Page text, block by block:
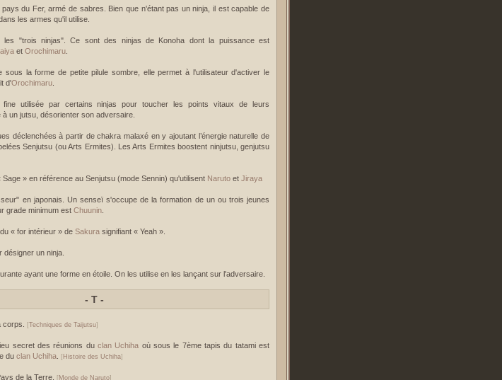
du Fer, armé de sabres. Bien que n'étant pas un ninja, il est capable de
les armes qu'il utilise.
les "trois ninjas". Ce sont des ninjas de Konoha dont la puissance est
et Orochimaru
sous la forme de petite pilule sombre, elle permet à l'utilisateur d'activer le
d'Orochimaru
fine utilisée par certains ninjas pour toucher les points vitaux de leurs
un jutsu, désorienter son adversaire.
déclenchées à partir de chakra malaxé en y ajoutant l’énergie naturelle de
Senjutsu (ou Arts Ermites). Les Arts Ermites boostent ninjutsu, genjutsu
Sage » en référence au Senjutsu (mode Sennin) qu'utilisent Naruto et Jiraya
en japonais. Un senseï s'occupe de la formation de un ou trois jeunes
grade minimum est Chuunin
« for intérieur » de Sakura signifiant « Yeah ».
désigner un ninja.
ayant une forme en étoile. On les utilise en les lançant sur l'adversaire.
- T -
corps. Techniques de Taijutsu]
secret des réunions du clan Uchiha où sous le 7ème tapis du tatami est
du clan Uchiha Histoire des Uchiha]
de la Terre. Monde de Naruto]